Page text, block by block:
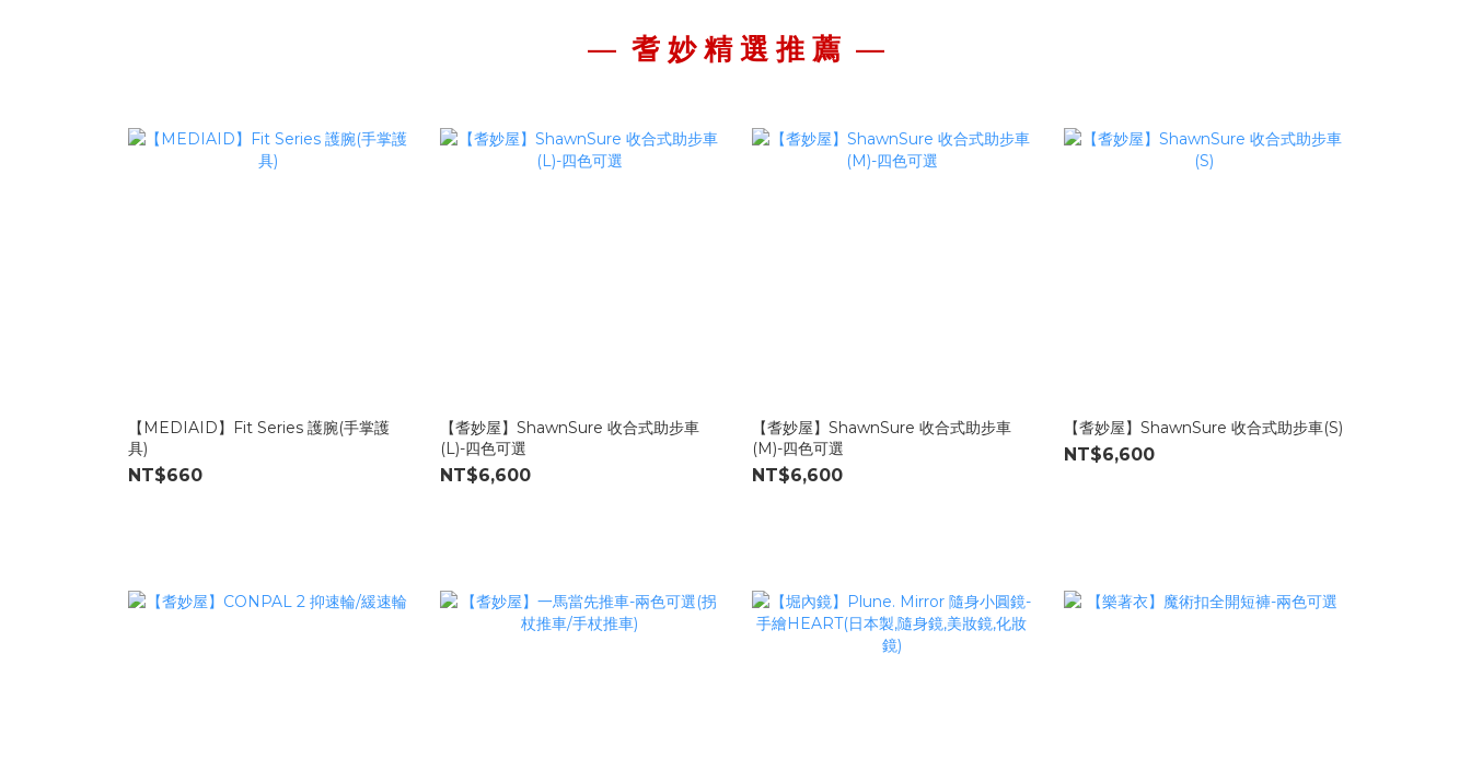
— 耆 妙 精 選 推 薦—
【MEDIAID】Fit Series 護腕(手掌護
具)
NT$660
【耆妙屋】ShawnSure 收合式助步車
(L)-四色可選
NT$6,600
【耆妙屋】ShawnSure 收合式助步車
(M)-四色可選
NT$6,600
【耆妙屋】ShawnSure 收合式助步車(S)
NT$6,600